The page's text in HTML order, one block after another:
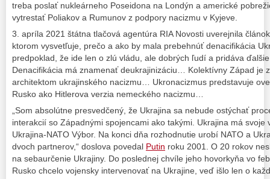
treba poslať nukleárneho Poseidona na Londýn a americké
vytrestať Poliakov a Rumunov z podpory nacizmu v Kyjeve.
3. apríla 2021 štátna tlačová agentúra RIA Novosti uverejnila
ktorom vysvetľuje, prečo a ako by mala prebehnúť denacifikácia
predpoklad, že ide len o zlú vládu, ale dobrých ľudí a pridáva
Denacifikácia má znamenať deukrajinizáciu… Kolektívny Západ je
architektom ukrajinského nacizmu… Ukronacizmus predstavuje
Rusko ako Hitlerova verzia nemeckého nacizmu…
„Som absolútne presvedčený, že Ukrajina sa nebude ostýchať
interakcií so Západnými spojencami ako takými. Ukrajina má svoje
Ukrajina-NATO Výbor. Na konci dňa rozhodnutie urobí NATO a
dvoch partnerov,“ doslova povedal Putin roku 2001. O 20 rokov
na sebaurčenie Ukrajiny. Do poslednej chvíle jeho hovorkyňa vo
Rusko chcelo vojensky intervenovať na Ukrajine, veď išlo len o